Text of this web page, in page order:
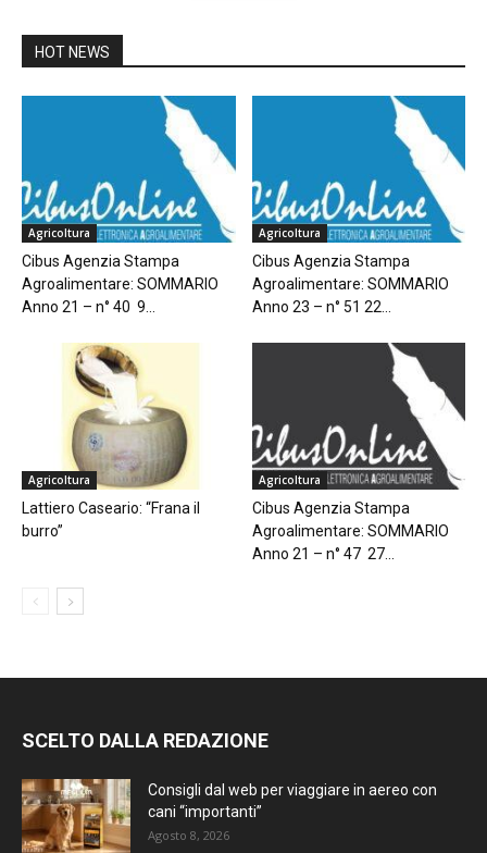
HOT NEWS
Agricoltura
Cibus Agenzia Stampa
Agroalimentare: SOMMARIO
Anno 21 – n° 40 9...
Agricoltura
Cibus Agenzia Stampa
Agroalimentare: SOMMARIO
Anno 23 – n° 51 22...
Agricoltura
Lattiero Caseario: “Frana il
burro”
Agricoltura
Cibus Agenzia Stampa
Agroalimentare: SOMMARIO
Anno 21 – n° 47 27...
SCELTO DALLA REDAZIONE
Consigli dal web per viaggiare in aereo con
cani “importanti”
Agosto 8, 2026